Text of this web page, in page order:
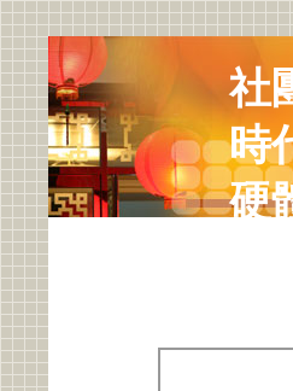
社
時
硬